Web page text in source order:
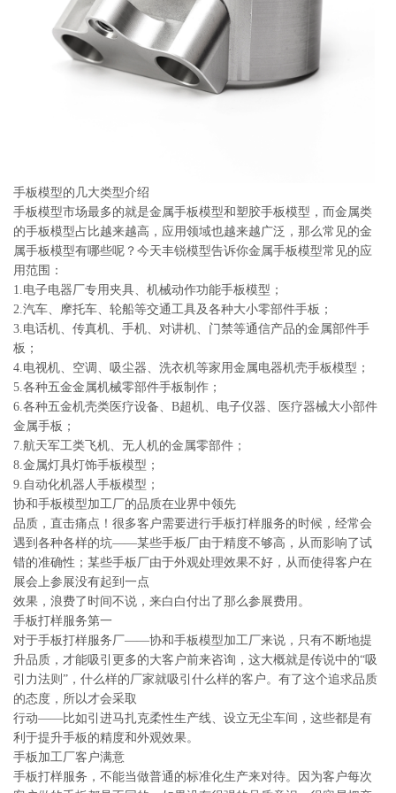
手板模型的几大类型介绍
手板模型市场最多的就是金属手板模型和塑胶手板模型，而金属类
的手板模型占比越来越高，应用领域也越来越广泛，那么常见的金
属手板模型有哪些呢？今天丰锐模型告诉你金属手板模型常见的应
用范围：
1.电子电器厂专用夹具、机械动作功能手板模型；
2.汽车、摩托车、轮船等交通工具及各种大小零部件手板；
3.电话机、传真机、手机、对讲机、门禁等通信产品的金属部件手
板；
4.电视机、空调、吸尘器、洗衣机等家用金属电器机壳手板模型；
5.各种五金金属机械零部件手板制作；
6.各种五金机壳类医疗设备、B超机、电子仪器、医疗器械大小部件
金属手板；
7.航天军工类飞机、无人机的金属零部件；
8.金属灯具灯饰手板模型；
9.自动化机器人手板模型；
协和手板模型加工厂的品质在业界中领先
品质，直击痛点！很多客户需要进行手板打样服务的时候，经常会
遇到各种各样的坑——某些手板厂由于精度不够高，从而影响了试
错的准确性；某些手板厂由于外观处理效果不好，从而使得客户在
展会上参展没有起到一点
效果，浪费了时间不说，来白白付出了那么参展费用。
手板打样服务第一
对于手板打样服务厂——协和手板模型加工厂来说，只有不断地提
升品质，才能吸引更多的大客户前来咨询，这大概就是传说中的“吸
引力法则”，什么样的厂家就吸引什么样的客户。有了这个追求品质
的态度，所以才会采取
行动——比如引进马扎克柔性生产线、设立无尘车间，这些都是有
利于提升手板的精度和外观效果。
手板加工厂客户满意
手板打样服务，不能当做普通的标准化生产来对待。因为客户每次